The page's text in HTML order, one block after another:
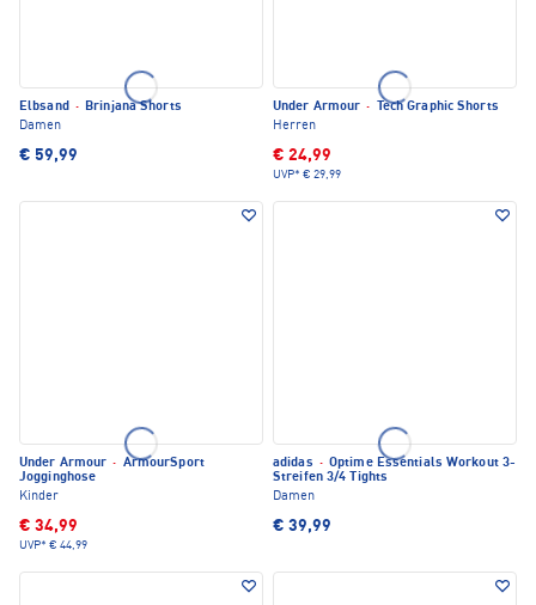
Elbsand · Brinjana Shorts
Damen
€ 59,99
Under Armour ·
Tech Graphic Shorts
Herren
€ 24,99
UVP* € 29,99
Under Armour · ArmourSport
Jogginghose
Kinder
€ 34,99
UVP* € 44,99
adidas · Optime Essentials Workout 3-
Streifen 3/4 Tights
Damen
€ 39,99